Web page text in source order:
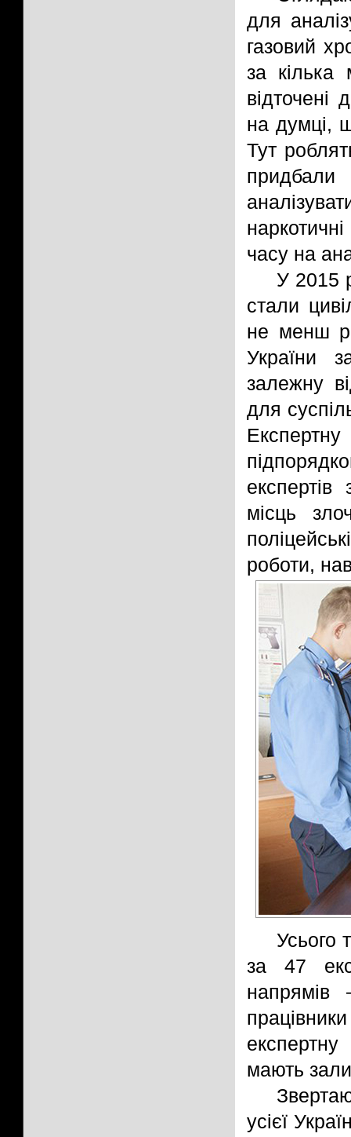
для
газовий
за кілька
на думці,
Тут
часу на
У 2015
стали
не менш
України
залежну
для
місць
роботи,
Усього
за 47
напрямів
мають
усієї